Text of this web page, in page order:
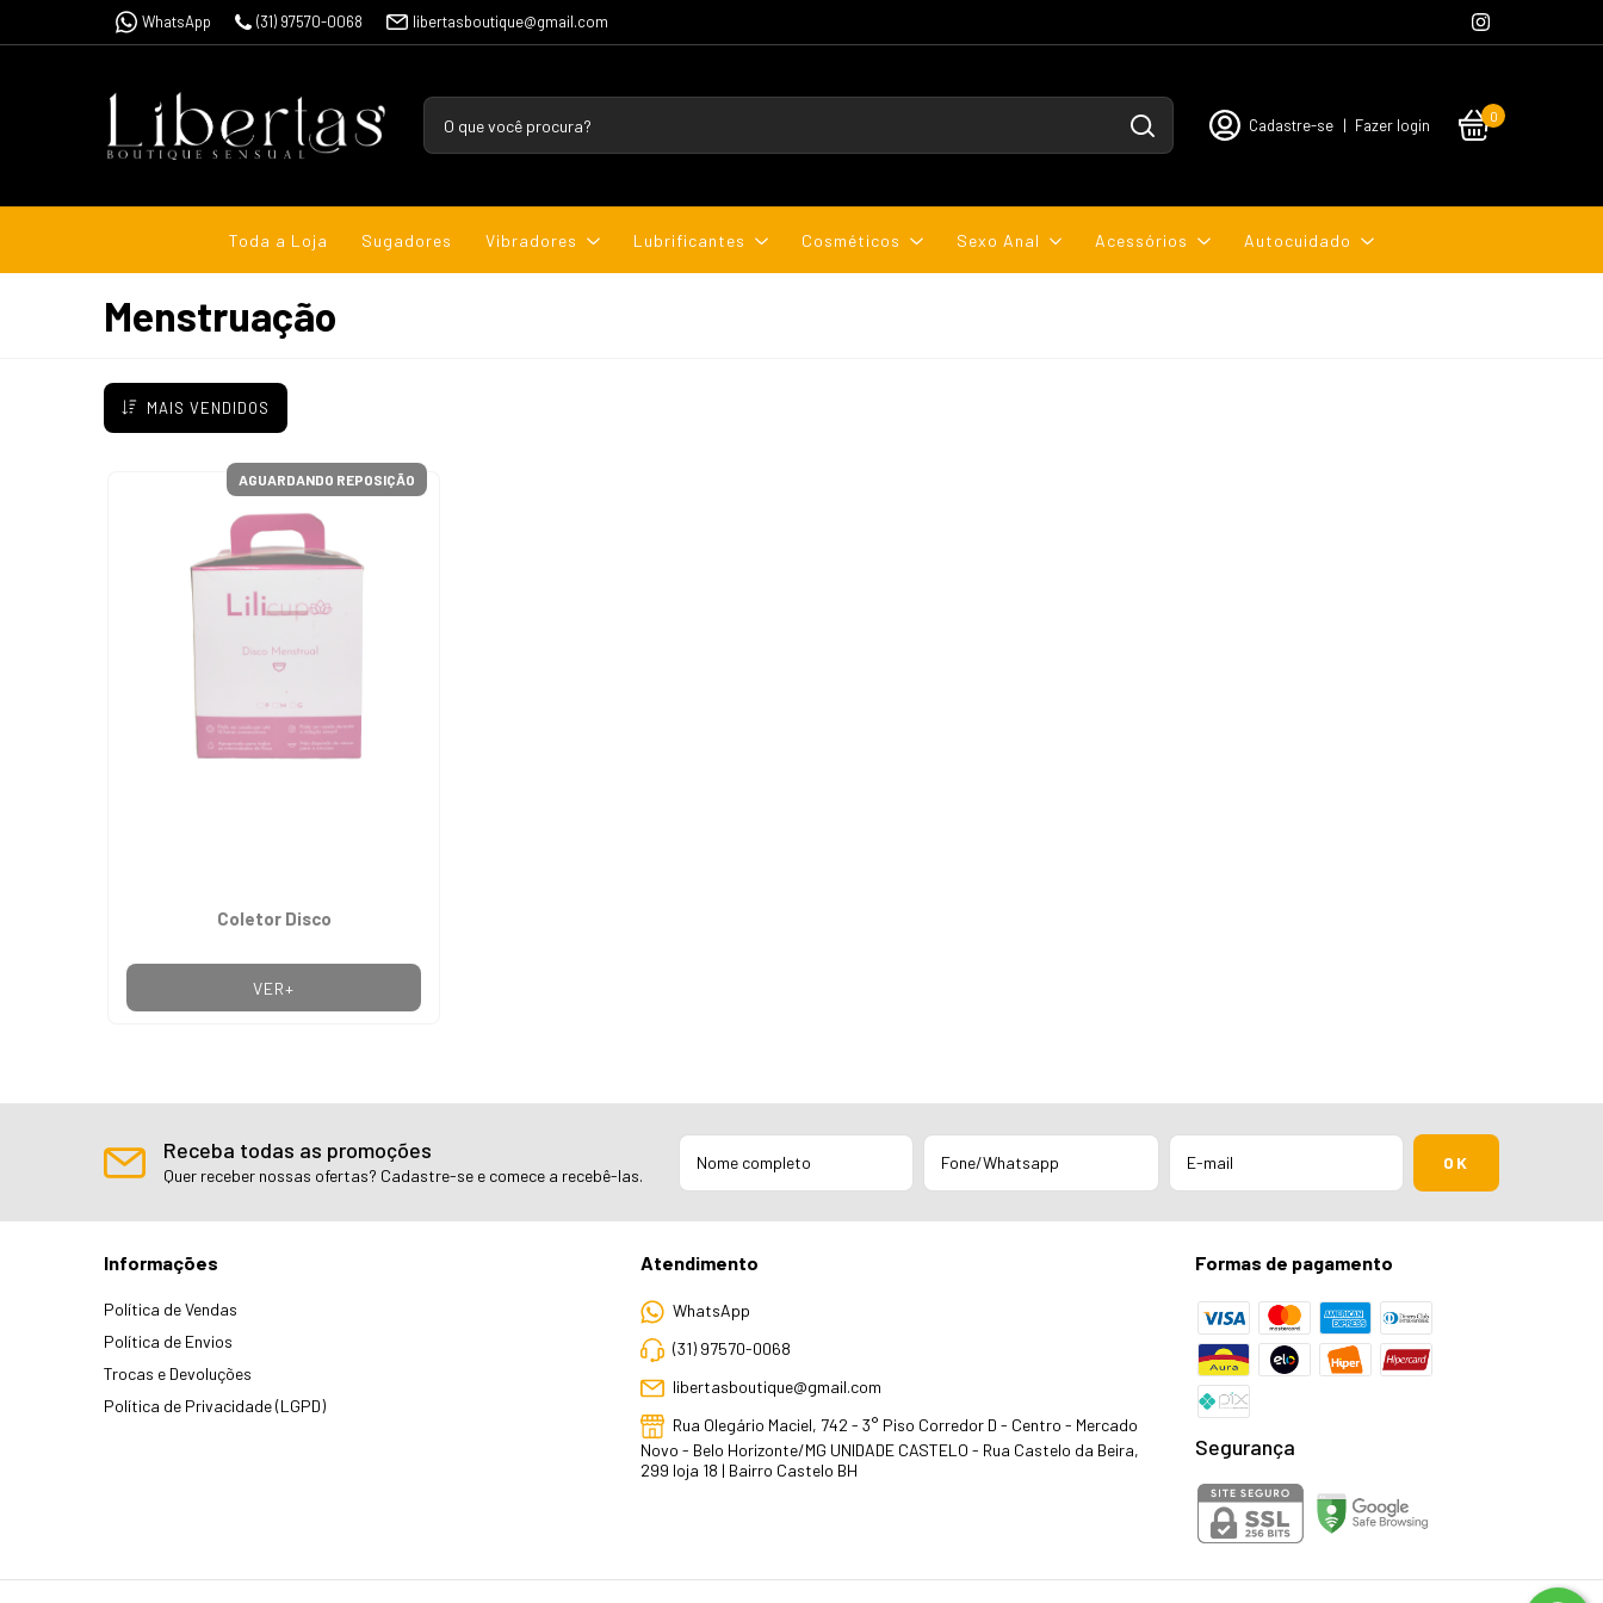
WhatsApp (31) 97570-0068 libertasboutique@gmail.com
Cadastre-se | Fazer login 0
Toda a Loja Sugadores Vibradores Lubrificantes Cosméticos Sexo Anal Acessórios Autocuidado
Menstruação
MAIS VENDIDOS
AGUARDANDO REPOSIÇÃO
Coletor Disco
VER+
Receba todas as promoções
Quer receber nossas ofertas? Cadastre-se e comece a recebê-las.
Informações
Política de Vendas
Política de Envios
Trocas e Devoluções
Política de Privacidade (LGPD)
Atendimento
WhatsApp
(31) 97570-0068
libertasboutique@gmail.com
Rua Olegário Maciel, 742 - 3° Piso Corredor D - Centro - Mercado
Novo - Belo Horizonte/MG UNIDADE CASTELO - Rua Castelo da Beira,
299 loja 18 | Bairro Castelo BH
Formas de pagamento
Segurança